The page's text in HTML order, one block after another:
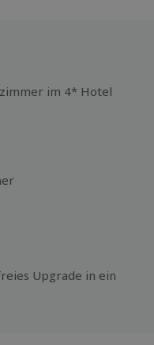
im 4* Hotel
Upgrade in ein